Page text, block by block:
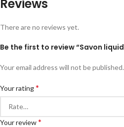
Reviews
There are no reviews yet.
Your email address will not be published.
Your rating*
Your review*